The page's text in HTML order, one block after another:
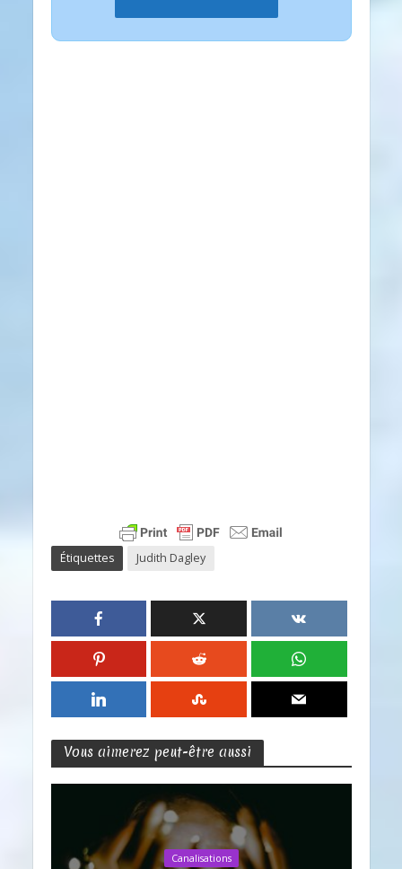
Étiquettes Judith Dagley
Vous aimerez peut-être aussi
Canalisations